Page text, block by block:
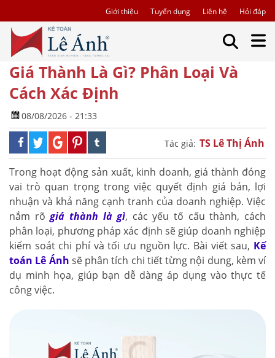
Giới thiệu Tuyển dụng Liên hệ Hỏi đáp
Giá Thành Là Gì? Phân Loại Và
Cách Xác Định
08/08/2026 - 21:33
Tác giả: TS Lê Thị Ánh
Trong hoạt động sản xuất, kinh doanh, giá thành đóng
vai trò quan trọng trong việc quyết định giá bán, lợi
nhuận và khả năng cạnh tranh của doanh nghiệp. Việc
nắm rõgiá thành là gì, các yếu tố cấu thành, cách
phân loại, phương pháp xác định sẽ giúp doanh nghiệp
kiểm soát chi phí và tối ưu nguồn lực. Bài viết sau, Kế
toán Lê Ánh sẽ phân tích chi tiết từng nội dung, kèm ví
dụ minh họa, giúp bạn dễ dàng áp dụng vào thực tế
công việc.